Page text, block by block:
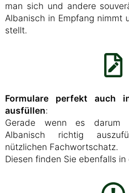
man sich und andere
Albanisch in Empfang nimmt
stellt.
Formulare perfekt auch
ausfüllen:
Gerade wenn es darum
Albanisch richtig
nützlichen Fachwortschatz.
Diesen finden Sie ebenfalls